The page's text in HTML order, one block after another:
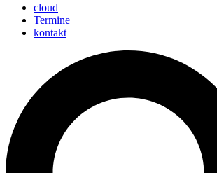
cloud
Termine
kontakt